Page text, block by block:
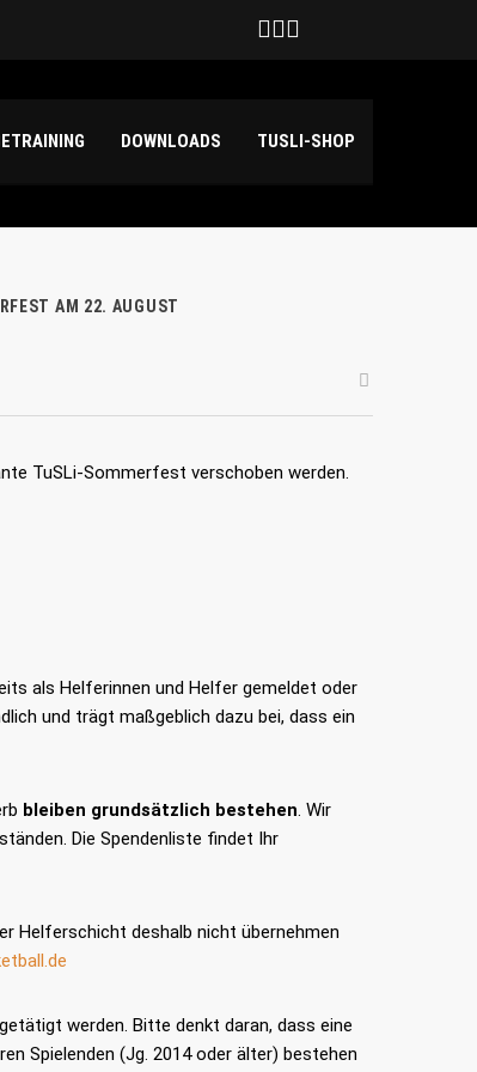
DOWNLOADS TUSLI-SHOP
AM 22. AUGUST
TuSLi-Sommerfest verschoben werden.
als Helferinnen und Helfer gemeldet oder
und trägt maßgeblich dazu bei, dass ein
bleiben grundsätzlich bestehen. Wir
Die Spendenliste findet Ihr
Helferschicht deshalb nicht übernehmen
getätigt werden. Bitte denkt daran, dass eine
Spielenden (Jg. 2014 oder älter) bestehen